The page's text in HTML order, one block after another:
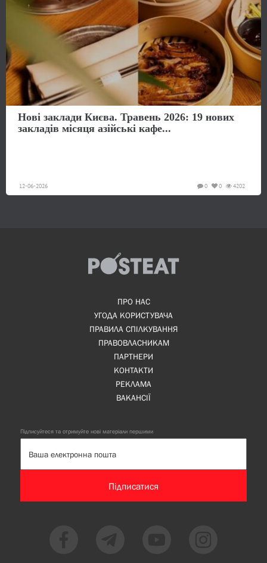
Нові заклади Києва. Травень 2026: 19 нових
закладів місяця азійські кафе...
12-06-2026 4202
0
0
ПРО НАС
УГОДА КОРИСТУВАЧА
ПРАВИЛА СПІЛКУВАННЯ
ПРАВОВЛАСНИКАМ
ПАРТНЕРИ
КОНТАКТИ
РЕКЛАМА
ВАКАНСІЇ
Підписуйтеся та отримуйте нові матеріали першими
Підписатися